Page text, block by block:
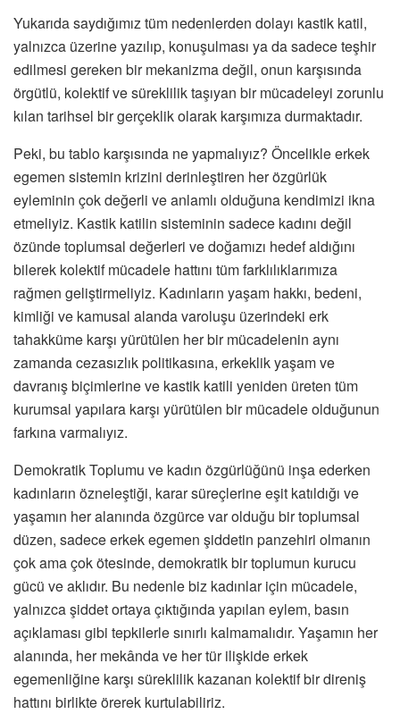
Yukarıda saydığımız tüm nedenlerden dolayı kastik katil,
yalnızca üzerine yazılıp, konuşulması ya da sadece teşhir
edilmesi gereken bir mekanizma değil, onun karşısında
örgütlü, kolektif ve süreklilik taşıyan bir mücadeleyi zorunlu
kılan tarihsel bir gerçeklik olarak karşımıza durmaktadır.
Peki, bu tablo karşısında ne yapmalıyız? Öncelikle erkek
egemen sistemin krizini derinleştiren her özgürlük
eyleminin çok değerli ve anlamlı olduğuna kendimizi ikna
etmeliyiz. Kastik katilin sisteminin sadece kadını değil
özünde toplumsal değerleri ve doğamızı hedef aldığını
bilerek kolektif mücadele hattını tüm farklılıklarımıza
rağmen geliştirmeliyiz. Kadınların yaşam hakkı, bedeni,
kimliği ve kamusal alanda varoluşu üzerindeki erk
tahakküme karşı yürütülen her bir mücadelenin aynı
zamanda cezasızlık politikasına, erkeklik yaşam ve
davranış biçimlerine ve kastik katili yeniden üreten tüm
kurumsal yapılara karşı yürütülen bir mücadele olduğunun
farkına varmalıyız.
Demokratik Toplumu ve kadın özgürlüğünü inşa ederken
kadınların özneleştiği, karar süreçlerine eşit katıldığı ve
yaşamın her alanında özgürce var olduğu bir toplumsal
düzen, sadece erkek egemen şiddetin panzehiri olmanın
çok ama çok ötesinde, demokratik bir toplumun kurucu
gücü ve aklıdır. Bu nedenle biz kadınlar için mücadele,
yalnızca şiddet ortaya çıktığında yapılan eylem, basın
açıklaması gibi tepkilerle sınırlı kalmamalıdır. Yaşamın her
alanında, her mekânda ve her tür ilişkide erkek
egemenliğine karşı süreklilik kazanan kolektif bir direniş
hattını birlikte örerek kurtulabiliriz.